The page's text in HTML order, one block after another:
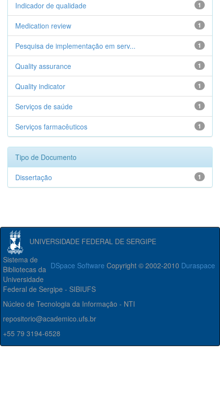
1
Indicador de qualidade
1
Medication review
1
Pesquisa de implementação em serv...
1
Quality assurance
1
Quality indicator
1
Serviços de saúde
1
Serviços farmacêuticos
Tipo de Documento
1
Dissertação
UNIVERSIDADE FEDERAL DE SERGIPE
DSpace Software Copyright © 2002-2010 Duraspace
Sistema de
Bibliotecas da
Universidade
Federal de Sergipe - SIBIUFS
Núcleo de Tecnologia da Informação - NTI
repositorio@academico.ufs.br
+55 79 3194-6528